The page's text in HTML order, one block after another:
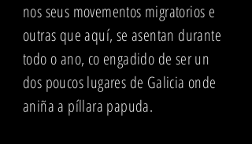
nos seus movementos migratorios e
outras que aquí, se asentan durante
todo o ano, co engadido de ser un
dos poucos lugares de Galicia onde
aniña a píllara papuda.